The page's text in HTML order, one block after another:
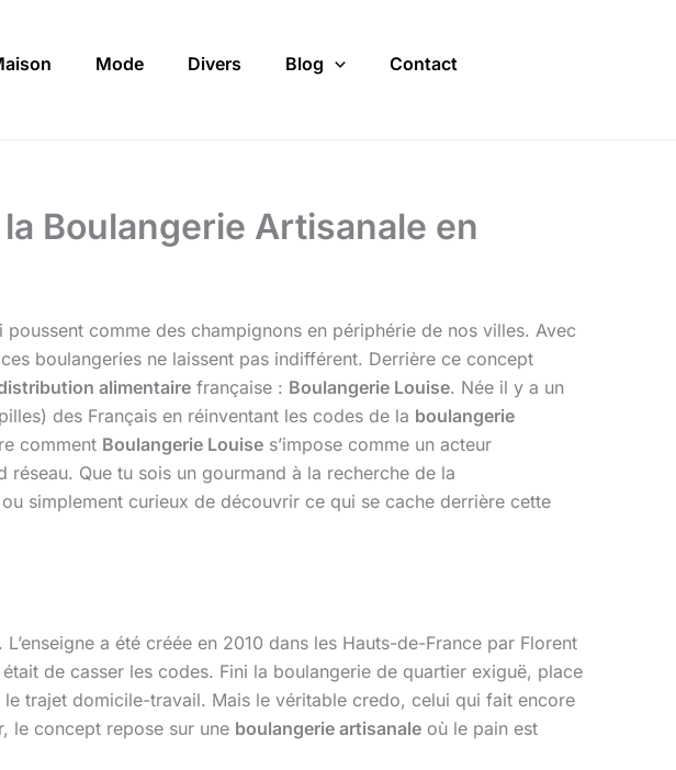
Mode Divers Blog Contact
Boulangerie Artisanale en
comme des champignons en périphérie de nos villes. Avec
boulangeries ne laissent pas indifférent. Derrière ce concept
alimentaire française : Boulangerie Louise. Née il y a un
des Français en réinventant les codes de la boulangerie
comment Boulangerie Louise s’impose comme un acteur
Que tu sois un gourmand à la recherche de la
simplement curieux de découvrir ce qui se cache derrière cette
a été créée en 2010 dans les Hauts-de-France par Florent
de casser les codes. Fini la boulangerie de quartier exiguë, place
trajet domicile-travail. Mais le véritable credo, celui qui fait encore
le concept repose sur une boulangerie artisanale où le pain est